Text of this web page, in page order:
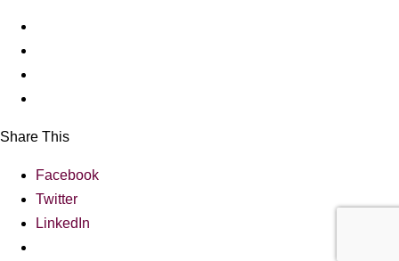
Share This
Facebook
Twitter
LinkedIn